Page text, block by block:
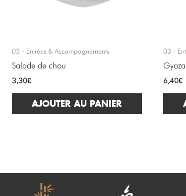
03 - Entrées & Accompagnements
Salade de chou
3,30€
AJOUTER AU PANIER
03 -
6,40€